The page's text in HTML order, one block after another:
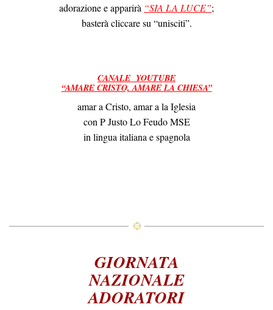
adorazione e apparirà “SIA LA LUCE”;
basterà cliccare su “unisciti”.
CANALE YOUTUBE
“AMARE CRISTO, AMARE LA CHIESA”
amar a Cristo, amar a la Iglesia
con P Justo Lo Feudo MSE
in lingua italiana e spagnola
GIORNATA
NAZIONALE
ADORATORI